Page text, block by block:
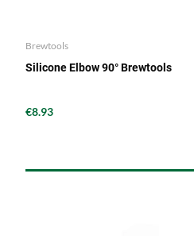
Brewtools
Silicone Elbow 90° Brewtools
€8.93